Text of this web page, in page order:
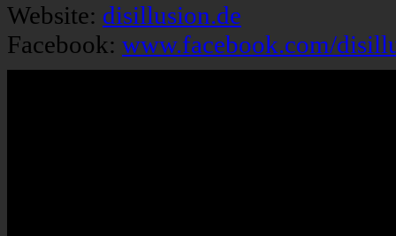
Website: disillusion.de
Facebook: www.facebook.com/